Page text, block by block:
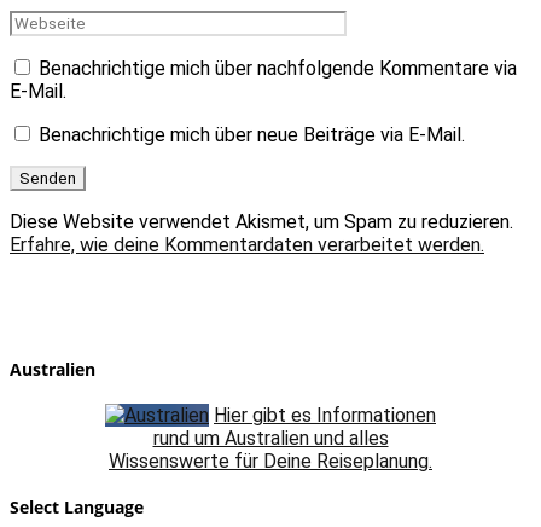
Benachrichtige mich über nachfolgende Kommentare via
E-Mail.
Benachrichtige mich über neue Beiträge via E-Mail.
Diese Website verwendet Akismet, um Spam zu reduzieren.
Erfahre, wie deine Kommentardaten verarbeitet werden.
Australien
Hier gibt es Informationen
rund um Australien und alles
Wissenswerte für Deine Reiseplanung.
Select Language